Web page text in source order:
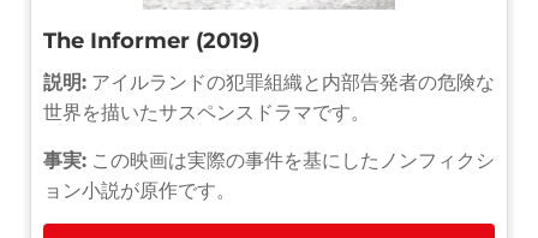
The Informer (2019)
説明: アイルランドの犯罪組織と内部告発者の危険な
世界を描いたサスペンスドラマです。
事実: この映画は実際の事件を基にしたノンフィクシ
ョン小説が原作です。